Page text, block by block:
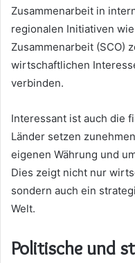
Zusammenarbeit in
regionalen Initiativen
Zusammenarbeit (SCO)
wirtschaftlichen
verbinden.
Interessant ist auch die
Länder setzen
eigenen Währung und
Dies zeigt nicht nur
sondern auch ein
Welt.
Politische und